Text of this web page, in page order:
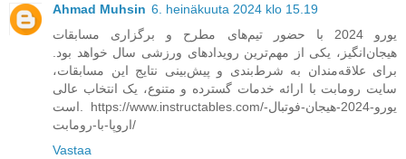
Ahmad Muhsin 6. heinäkuuta 2024 klo 15.19
یورو 2024 با حضور تیم‌های مطرح و برگزاری مسابقات
هیجان‌انگیز، یکی از مهم‌ترین رویدادهای ورزشی سال خواهد بود.
برای علاقه‌مندان به شرط‌بندی و پیش‌بینی نتایج این مسابقات،
سایت رومابت با ارائه خدمات گسترده و متنوع، یک انتخاب عالی
است. https://www.instructables.com/یورو-2024-هیجان-فوتبال-
اروپا-با-رومابت/
Vastaa